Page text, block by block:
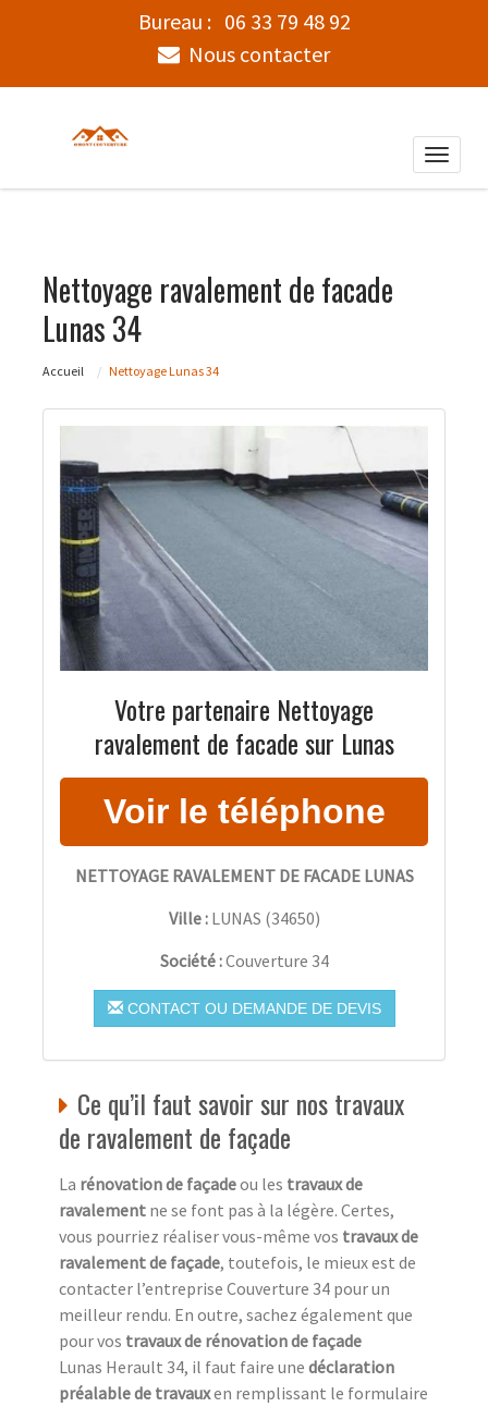
Bureau : 06 33 79 48 92
Nous contacter
Toggle
Nettoyage ravalement de facade
Lunas 34
Accueil Nettoyage Lunas 34
Votre partenaire Nettoyage
ravalement de facade sur Lunas
NETTOYAGE RAVALEMENT DE FACADE LUNAS
Ville : LUNAS (34650)
Société :Couverture 34
CONTACT OU DEMANDE DE DEVIS
Ce qu’il faut savoir sur nos travaux
de ravalement de façade
La rénovation de façadeou les travaux de
ravalement ne se font pas à la légère. Certes,
vous pourriez réaliser vous-même vos travaux de
ravalement de façade, toutefois, le mieux est de
contacter l’entreprise Couverture 34 pour un
meilleur rendu. En outre, sachez également que
pour vos travaux de rénovation de façade
Lunas Herault 34, il faut faire une déclaration
préalable de travauxen remplissant le formulaire